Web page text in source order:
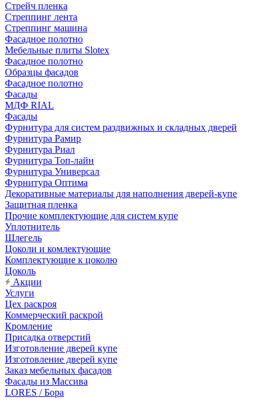
Стрейч пленка
Стреппинг лента
Стреппинг машина
Фасадное полотно
Мебельные плиты Slotex
Фасадное полотно
Образцы фасадов
Фасадное полотно
Фасады
МДФ RIAL
Фасады
Фурнитура для систем раздвижных и складных дверей
Фурнитура Рамир
Фурнитура Риал
Фурнитура Топ-лайн
Фурнитура Универсал
Фурнитура Оптима
Декоративные материалы для наполнения дверей-купе
Защитная пленка
Прочие комплектующие для систем купе
Уплотнитель
Шлегель
Цоколи и комлектующие
Комплектующие к цоколю
Цоколь
Акции
Услуги
Цех раскроя
Коммерческий раскрой
Кромление
Присадка отверстий
Изготовление дверей купе
Изготовление дверей купе
Заказ мебельных фасадов
Фасады из Массива
LORES / Бора